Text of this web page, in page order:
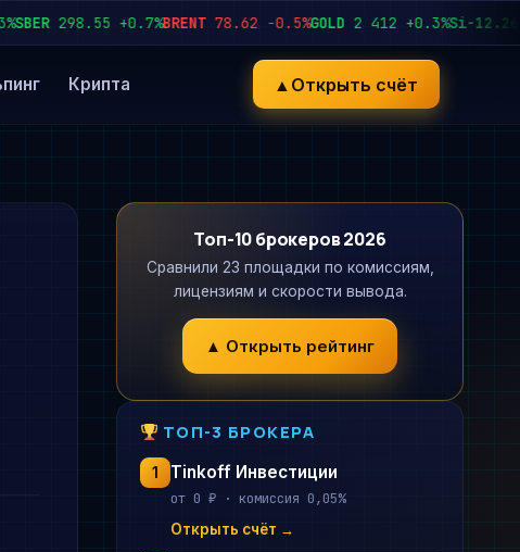
298.55 +0.7%BRENT 78.62 −0.5%GOLD 2 412 +0.3%Si-12.26 92
Крипта ▲ Открыть счёт
Топ-10 брокеров 2026
Сравнили 23 площадки по комиссиям,
лицензиям и скорости вывода.
▲ Открыть рейтинг
ТОП-3 БРОКЕРА
1 Tinkoff Инвестиции
от 0 ₽ · комиссия 0,05%
Открыть счёт →